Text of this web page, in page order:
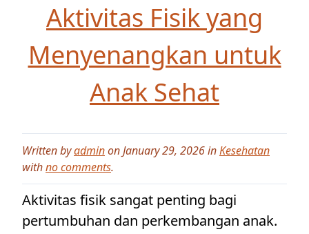
Aktivitas Fisik yang
Menyenangkan untuk
Anak Sehat
Written byadminon January 29, 2026 inKesehatan
withno comments.
Aktivitas fisik sangat penting bagi
pertumbuhan dan perkembangan anak.